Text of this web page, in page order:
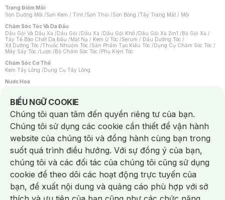
Trang Điểm Môi
Son Dưỡng Môi /Son Kem / Tint /Son Thỏi /Son Bóng /Tẩy Trang Mắt / Môi
Chăm Sóc Tóc Và Da Đầu
Dầu Gội Và Dầu Xả /Dầu Gội /Dầu Xả /Dầu Gội Khô /Dầu Gội Xả 2in1 /Bộ Gội Xả /
Tẩy Tế Bào Chết Da Đầu /Mặt Nạ / Kem Ủ Tóc /Serum / Dầu Dưỡng Tóc /
Xịt Dưỡng Tóc /Thuốc Nhuộm Tóc /Sản Phẩm Tạo Kiểu Tóc /Dụng Cụ Chăm Sóc Tóc /
Máy Sấy Tóc /Lược /Bộ Chăm Sóc Tóc /Phụ Kiện Tóc
Chăm Sóc Cơ Thể
Kem Tẩy Lông /Dụng Cụ Tẩy Lông
Nước Hoa
Nước Hoa Nữ
Chăm Sóc Cá Nhân
Chống Muỗi /Khẩu Trang /Máy Massage/Mặt Nạ Xông Hơi /Nước Rửa Tay/
Sản Phẩm Chăm Sóc Khác /Bàn Chải Đánh Răng /Bàn Chải Điện/
Hỗ Trợ Trắng Răng/Kem Đánh Răng /Máy Tăm Nước/ Nước Súc Miệng/
Tăm / Chỉ Nha Khoa/ Xịt Thơm Miệng / Dung Dịch Vệ Sinh/Dưỡng Vùng Kín/
Khăn Ướt Vệ Sinh Vùng Kín/Băng Vệ Sinh/Tampon/Bọt Cạo Râu /Dao Cạo Râu/
Máy Cạo Râu
Vấn Đề Về Da
Da Dầu / Lỗ Chân Lông To/ Da Khô / Mất Nước/ Da Lão Hóa/ Da Mụn/
Da Nhạy Cảm / Kích Ứng
Da Xỉn Màu Thâm / Nám / Tàn Nhang
Quầng Thâm & Bọng Mắt /Sẹo /Viêm Da Cơ Địa
Dụng Cụ / Phụ Kiện Chăm Sóc Da
Bông Tẩy Trang
Khăn Lau Mặt Khô Dụng Cụ / Máy Rửa Mặt Máy Chăm Sóc Da
Dụng Cụ Chăm Sóc Khác
BIỂU NGỮ COOKIE
Notice about cookies usage
Chúng tôi quan tâm đến quyền riêng tư của bạn.
Chúng tôi sử dụng các cookie cần thiết để vận hành
website của chúng tôi và đồng hành cùng bạn trong
suốt quá trình điều hướng. Với sự đồng ý của bạn,
chúng tôi và các đối tác của chúng tôi cũng sử dụng
cookie để theo dõi các hoạt động trực tuyến của
bạn, đề xuất nội dung và quảng cáo phù hợp với sở